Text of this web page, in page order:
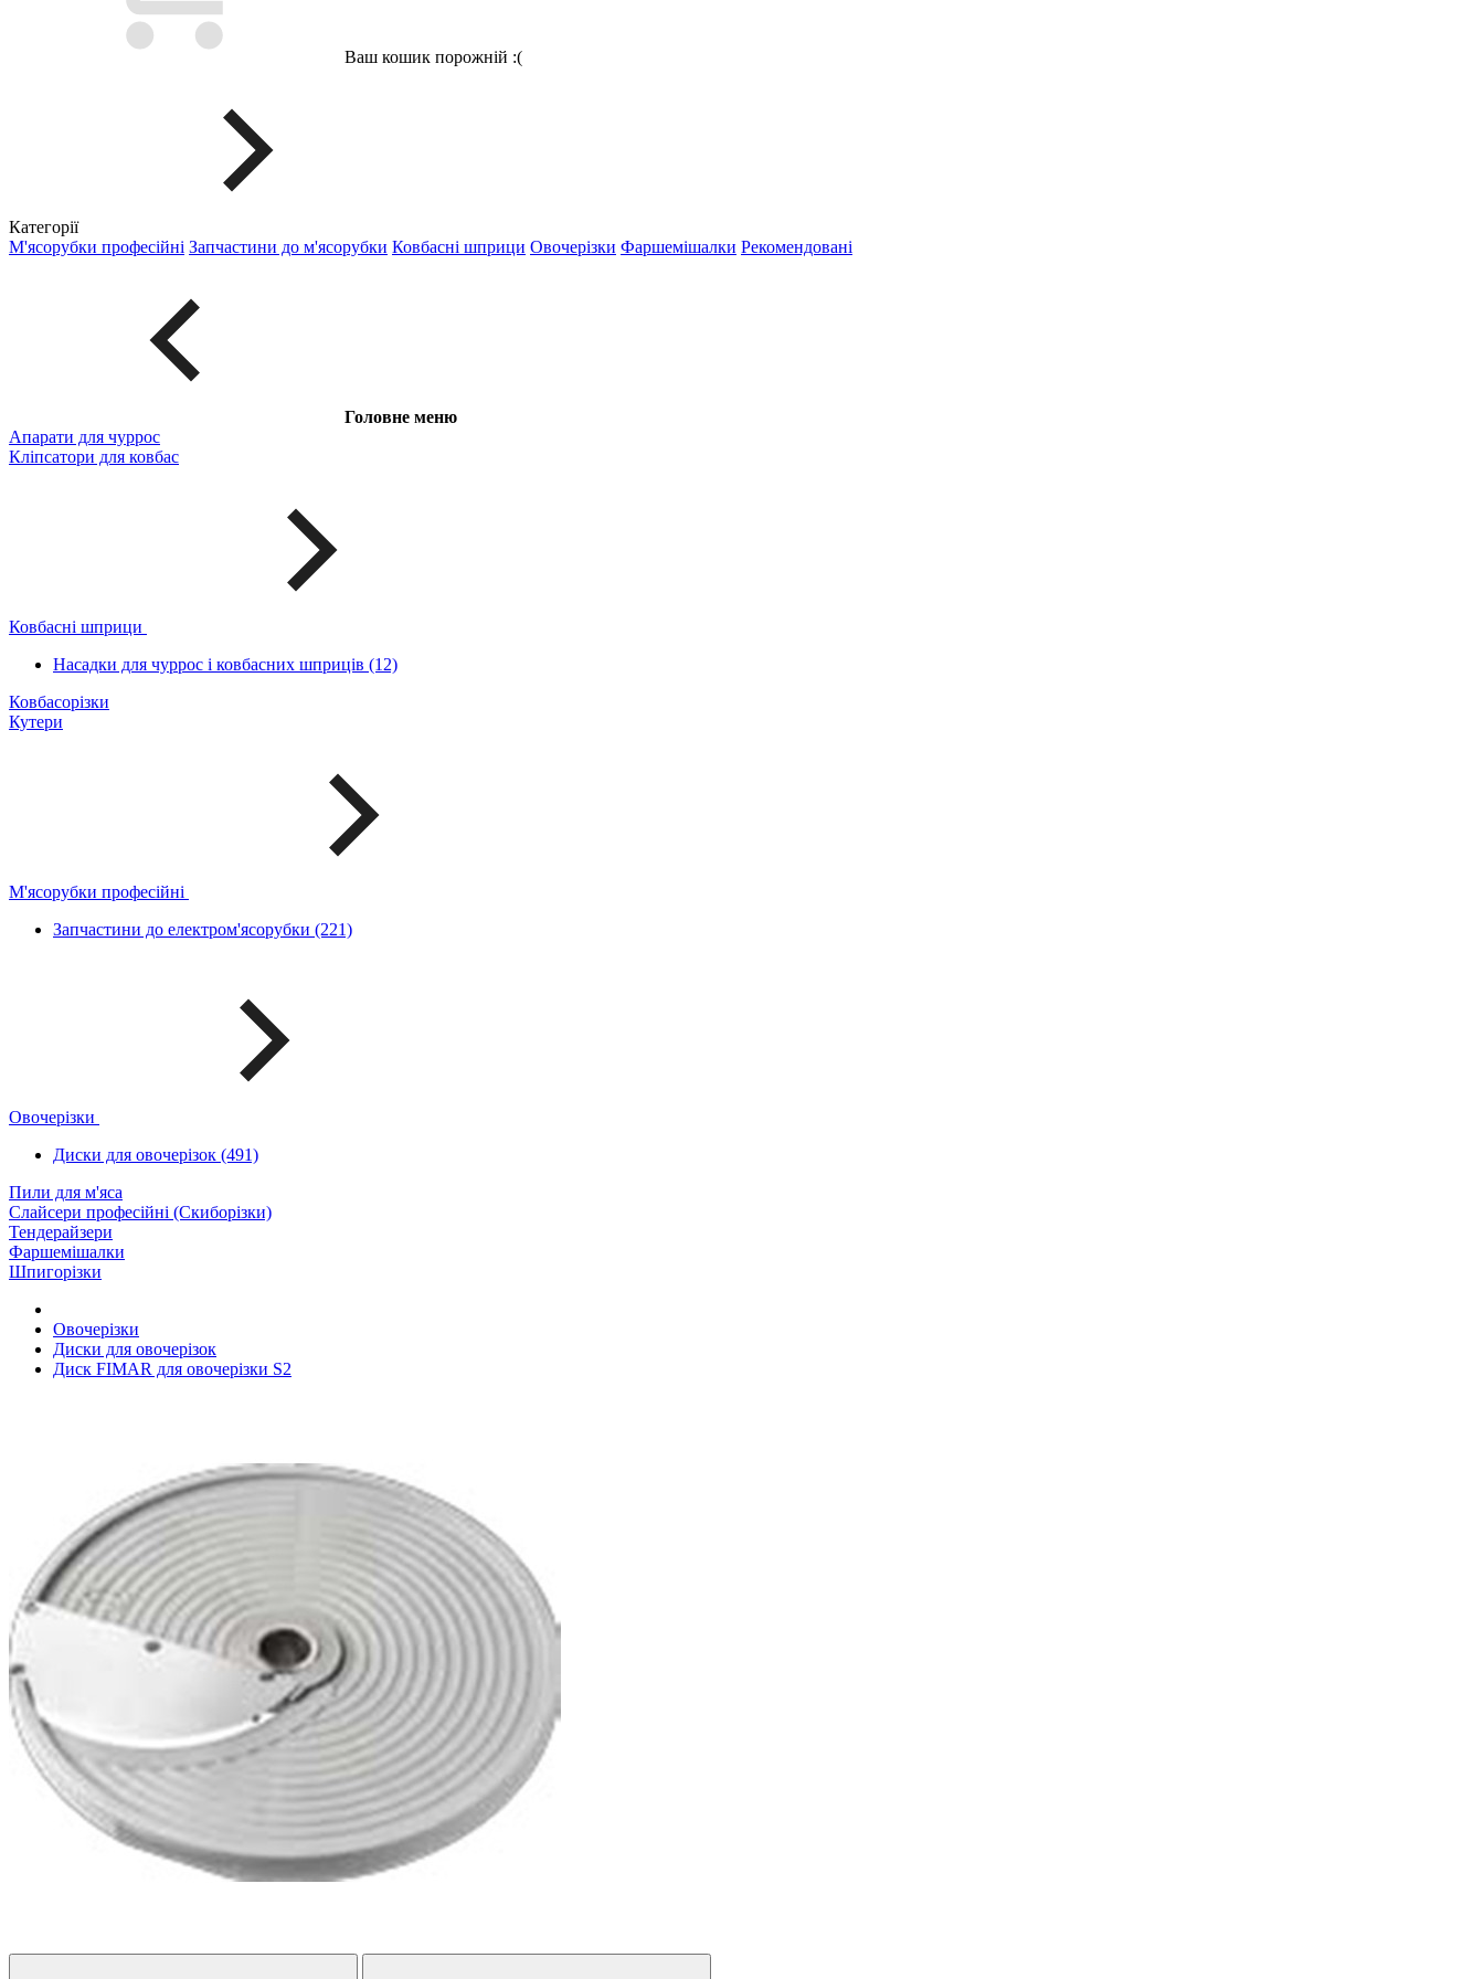
Ваш кошик порожній :(
Категорії
М'ясорубки професійні Запчастини до м'ясорубки Ковбасні шприци Овочерізки Фаршемішалки Рекомендовані
Головне меню
Апарати для чуррос
Кліпсатори для ковбас
Ковбасні шприци
Насадки для чуррос і ковбасних шприців (12)
Ковбасорізки
Кутери
М'ясорубки професійні
Запчастини до електром'ясорубки (221)
Овочерізки
Диски для овочерізок (491)
Пили для м'яса
Слайсери професійні (Скиборізки)
Тендерайзери
Фаршемішалки
Шпигорізки
Овочерізки
Диски для овочерізок
Диск FIMAR для овочерізки S2